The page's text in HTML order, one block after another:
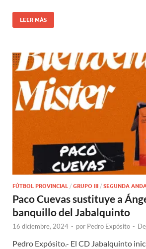
LEER MÁS
FÚTBOL PROVINCIAL / GRUPO III / SEGUNDA
Paco Cuevas sustituye a
banquillo del Jabalquinto
16 diciembre, 2024 - por Pedro Expósito -
Pedro Expósito.- El CD Jabalquinto